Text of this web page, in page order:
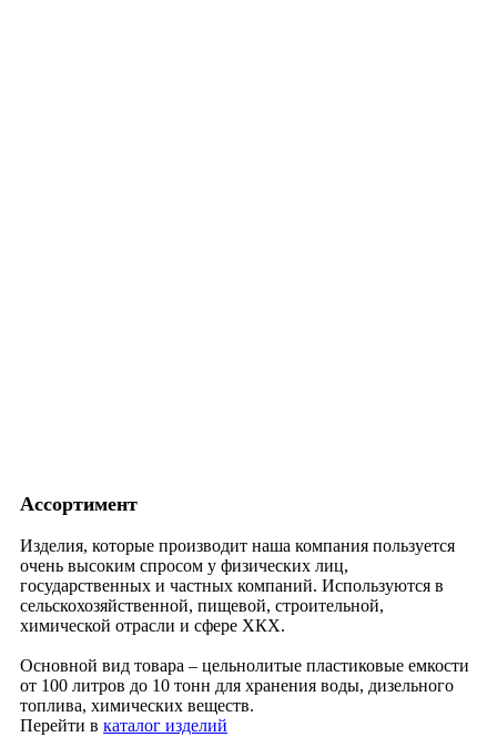
Ассортимент
Изделия, которые производит наша компания пользуется
очень высоким спросом у физических лиц,
государственных и частных компаний. Используются в
сельскохозяйственной, пищевой, строительной,
химической отрасли и сфере ХКХ.
Основной вид товара – цельнолитые пластиковые емкости
от 100 литров до 10 тонн для хранения воды, дизельного
топлива, химических веществ.
Перейти в каталог изделий